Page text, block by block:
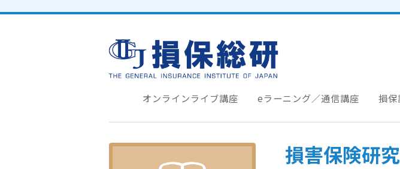
オンラインライブ講座 eラーニング／通信講座 損保
損害保険研